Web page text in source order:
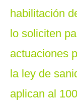
habilitación
lo soliciten
actuaciones
la ley de
aplican al